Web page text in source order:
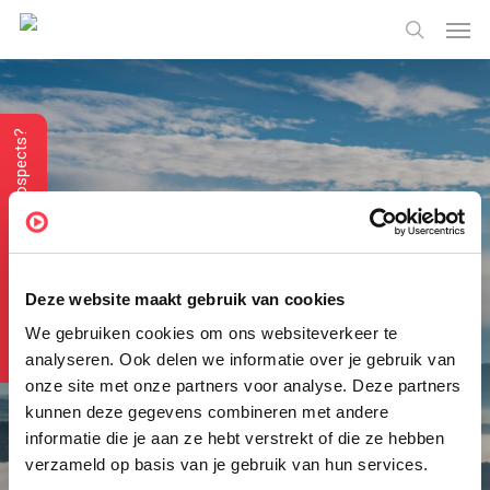
Deze website maakt gebruik van cookies
We gebruiken cookies om ons websiteverkeer te
analyseren. Ook delen we informatie over je gebruik van
onze site met onze partners voor analyse. Deze partners
kunnen deze gegevens combineren met andere
informatie die je aan ze hebt verstrekt of die ze hebben
verzameld op basis van je gebruik van hun services.
Skip
main
content
Achat d’une base
de données
L’achat d’une base de données est un moyen rapide
et relativement facile d’obtenir des informations sur
les clients potentiels de votre entreprise. Cette base
de données peut être aussi étendue que vous le
Vous recherchez des prospects?